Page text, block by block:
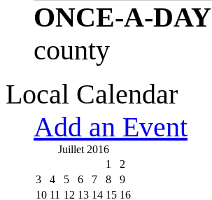
ONCE-A-DAY
county
Local Calendar
Add an Event
Juillet 2016
1
2
3
4 5 6 7 8
9
10 11 12 13 14 15 16